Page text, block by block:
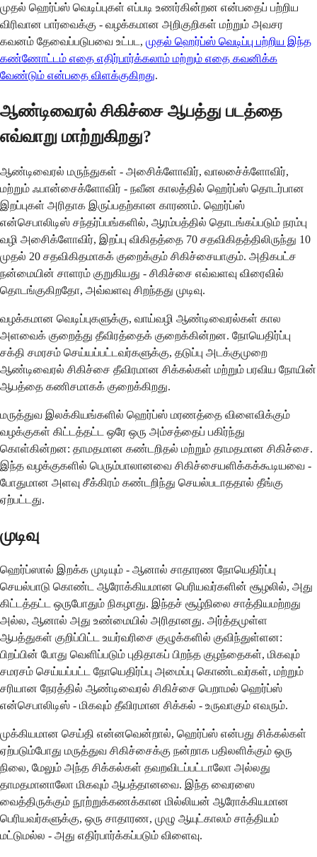
முதல் ஹெர்ப்ஸ் வெடிப்புகள் எப்படி உணர்கின்றன என்பதைப் பற்றிய
விரிவான பார்வைக்கு - வழக்கமான அறிகுறிகள் மற்றும் அவசர
கவனம் தேவைப்படுபவை உட்பட, முதல் ஹெர்ப்ஸ் வெடிப்பு பற்றிய இந்த
கண்ணோட்டம் எதை எதிர்பார்க்கலாம் மற்றும் எதை கவனிக்க
வேண்டும் என்பதை விளக்குகிறது.
ஆண்டிவைரல் சிகிச்சை ஆபத்து படத்தை
எவ்வாறு மாற்றுகிறது?
ஆண்டிவைரல் மருந்துகள் - அசிைக்ளோவிர், வாலசை்க்ளோவிர்,
மற்றும் ஃபான்சைக்ளோவிர் - நவீன காலத்தில் ஹெர்ப்ஸ் தொடர்பான
இறப்புகள் அரிதாக இருப்பதற்கான காரணம். ஹெர்ப்ஸ்
என்செபாலிடிஸ் சந்தர்ப்பங்களில், ஆரம்பத்தில் தொடங்கப்படும் நரம்பு
வழி அசிைக்ளோவிர், இறப்பு விகிதத்தை 70 சதவிகிதத்திலிருந்து 10
முதல் 20 சதவிகிதமாகக் குறைக்கும் சிகிச்சையாகும். அதிகபட்ச
நன்மையின் சாளரம் குறுகியது - சிகிச்சை எவ்வளவு விரைவில்
தொடங்குகிறதோ, அவ்வளவு சிறந்தது முடிவு.
வழக்கமான வெடிப்புகளுக்கு, வாய்வழி ஆண்டிவைரல்கள் கால
அளவைக் குறைத்து தீவிரத்தைக் குறைக்கின்றன. நோயெதிர்ப்பு
சக்தி சமரசம் செய்யப்பட்டவர்களுக்கு, தடுப்பு அடக்குமுறை
ஆண்டிவைரல் சிகிச்சை தீவிரமான சிக்கல்கள் மற்றும் பரவிய நோயின்
ஆபத்தை கணிசமாகக் குறைக்கிறது.
மருத்துவ இலக்கியங்களில் ஹெர்ப்ஸ் மரணத்தை விளைவிக்கும்
வழக்குகள் கிட்டத்தட்ட ஒரே ஒரு அம்சத்தைப் பகிர்ந்து
கொள்கின்றன: தாமதமான கண்டறிதல் மற்றும் தாமதமான சிகிச்சை.
இந்த வழக்குகளில் பெரும்பாலானவை சிகிச்சையளிக்கக்கூடியவை -
போதுமான அளவு சீக்கிரம் கண்டறிந்து செயல்படாததால் தீங்கு
ஏற்பட்டது.
முடிவு
ஹெர்ப்ஸால் இறக்க முடியும் - ஆனால் சாதாரண நோயெதிர்ப்பு
செயல்பாடு கொண்ட ஆரோக்கியமான பெரியவர்களின் சூழலில், அது
கிட்டத்தட்ட ஒருபோதும் நிகழாது. இந்தச் சூழ்நிலை சாத்தியமற்றது
அல்ல, ஆனால் அது உண்மையில் அரிதானது. அர்த்தமுள்ள
ஆபத்துகள் குறிப்பிட்ட உயர்வரிசை குழுக்களில் குவிந்துள்ளன:
பிறப்பின் போது வெளிப்படும் புதிதாகப் பிறந்த குழந்தைகள், மிகவும்
சமரசம் செய்யப்பட்ட நோயெதிர்ப்பு அமைப்பு கொண்டவர்கள், மற்றும்
சரியான நேரத்தில் ஆண்டிவைரல் சிகிச்சை பெறாமல் ஹெர்ப்ஸ்
என்செபாலிடிஸ் - மிகவும் தீவிரமான சிக்கல் - உருவாகும் எவரும்.
முக்கியமான செய்தி என்னவென்றால், ஹெர்ப்ஸ் என்பது சிக்கல்கள்
ஏற்படும்போது மருத்துவ சிகிச்சைக்கு நன்றாக பதிலளிக்கும் ஒரு
நிலை, மேலும் அந்த சிக்கல்கள் தவறவிடப்பட்டாலோ அல்லது
தாமதமானாலோ மிகவும் ஆபத்தானவை. இந்த வைரஸை
வைத்திருக்கும் நூற்றுக்கணக்கான மில்லியன் ஆரோக்கியமான
பெரியவர்களுக்கு, ஒரு சாதாரண, முழு ஆயுட்காலம் சாத்தியம்
மட்டுமல்ல - அது எதிர்பார்க்கப்படும் விளைவு.